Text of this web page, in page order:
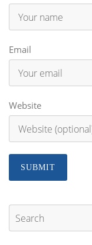
Email
Website